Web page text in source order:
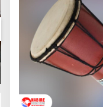
Pemprov Papua
Gelar Rapat
Guna Optimalkan
Pengelolaan